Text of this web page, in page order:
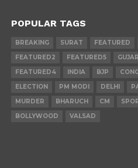
POPULAR TAGS
BREAKING SURAT FEATURED
FEATURED2
FEATURED5
FEATURED4
INDIA BJP
ELECTION
PM MODI DELHI
MURDER
BHARUCH CM
BOLLYWOOD
VALSAD